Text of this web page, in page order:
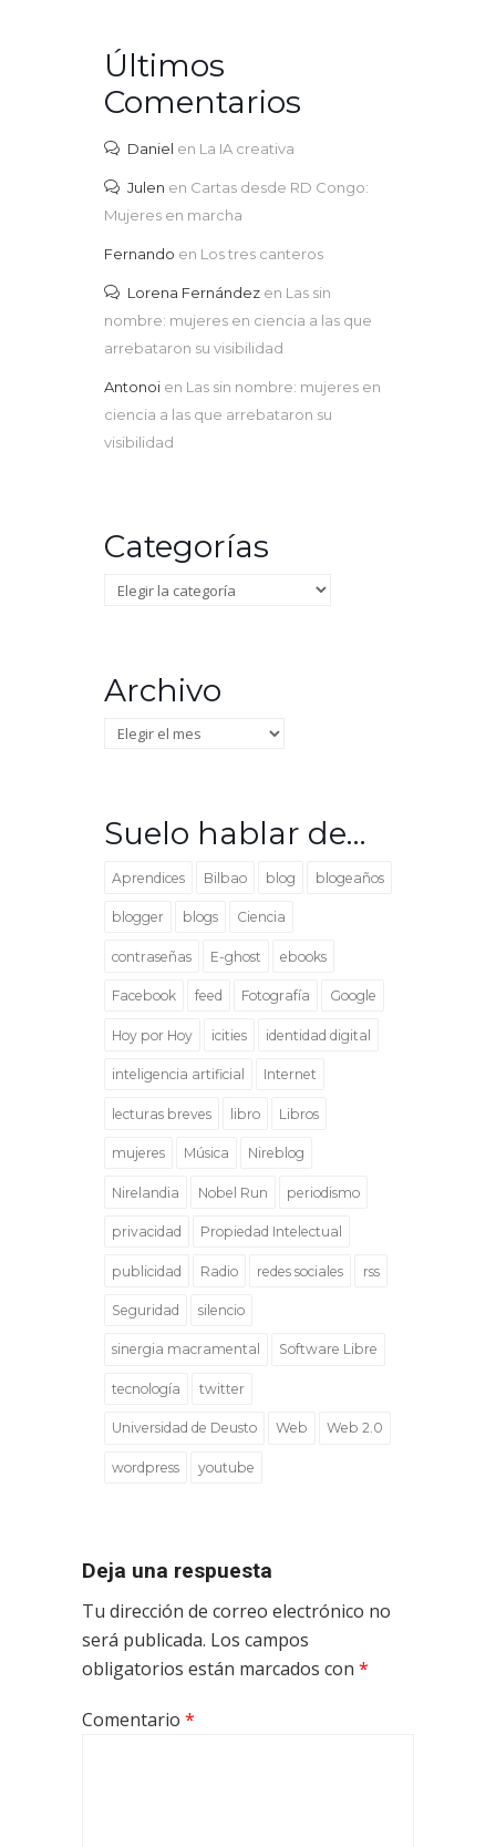
Últimos
Comentarios
Daniel en La IA creativa
Julen en Cartas desde RD Congo:
Mujeres en marcha
Fernando en Los tres canteros
Lorena Fernández en Las sin
nombre: mujeres en ciencia a las que
arrebataron su visibilidad
Antonoi en Las sin nombre: mujeres en
ciencia a las que arrebataron su
visibilidad
Categorías
Categorías
Archivo
Archivo
Suelo hablar de…
Aprendices Bilbao blog blogeaños
blogger blogs Ciencia
contraseñas E-ghost ebooks
Facebook feed Fotografía Google
Hoy por Hoy icities identidad digital
inteligencia artificial Internet
lecturas breves libro Libros
mujeres Música Nireblog
Nirelandia Nobel Run periodismo
privacidad Propiedad Intelectual
publicidad Radio redes sociales rss
Seguridad silencio
sinergia macramental Software Libre
tecnología twitter
Universidad de Deusto Web Web 2.0
wordpress youtube
Deja una respuesta
Tu dirección de correo electrónico no
será publicada. Los campos
obligatorios están marcados con *
Comentario *